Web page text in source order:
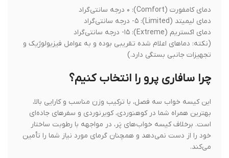
دمای کامفورت (Comfort): ۰ درجه سانتی‌گراد
دمای لیمیتد (Limited): ۵- درجه سانتی‌گراد
دمای اکستریم (Extreme): ۱۵- درجه سانتی‌گراد
(نکته: دماهای اعلام شده تقریبی بوده و به عوامل فیزیولوژیک و
تجهیزات جانبی بستگی دارد.)
چرا سافاری پرو را انتخاب کنیم؟
این کیسه خواب سه فصل، با ترکیب وزن مناسب و کارایی بالا،
بهترین همراه شما در کوهنوردی، کویرنوردی و سفرهای جاده‌ای
است. برخلاف کیسه خواب‌های پَر، در مواجهه با رطوبت ساختار
خود را از دست نمی‌دهد و همچنان گرمای مورد نیاز شما را تأمین
می‌کند.